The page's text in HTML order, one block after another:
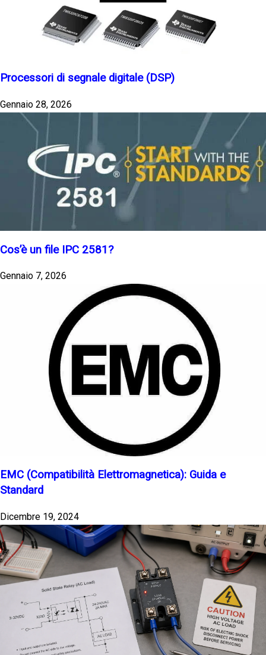
Processori di segnale digitale (DSP)
Gennaio 28, 2026
Cos’è un file IPC 2581?
Gennaio 7, 2026
EMC (Compatibilità Elettromagnetica): Guida e
Standard
Dicembre 19, 2024